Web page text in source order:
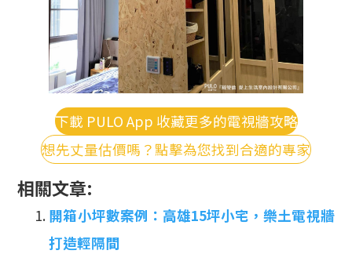
下載 PULO App 收藏更多的電視牆攻略
想先丈量估價嗎？點擊為您找到合適的專家
相關文章:
開箱小坪數案例：高雄15坪小宅，樂土電視牆
打造輕隔間